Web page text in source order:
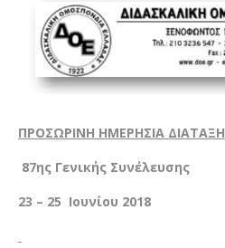
ΠΡΟΣΩΡΙΝΗ ΗΜΕΡΗΣΙΑ ΔΙΑΤΑΞΗ
87ης Γενικής Συνέλευσης
23 – 25 Ιουνίου 2018